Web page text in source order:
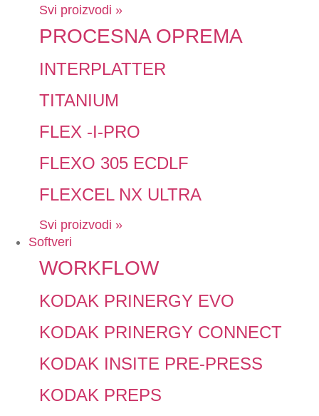
Svi proizvodi »
PROCESNA OPREMA
INTERPLATTER
TITANIUM
FLEX -I-PRO
FLEXO 305 ECDLF
FLEXCEL NX ULTRA
Svi proizvodi »
Softveri
WORKFLOW
KODAK PRINERGY EVO
KODAK PRINERGY CONNECT
KODAK INSITE PRE-PRESS
KODAK PREPS